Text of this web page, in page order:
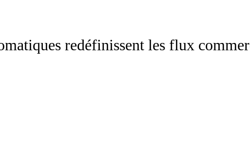
redéfinissent les flux